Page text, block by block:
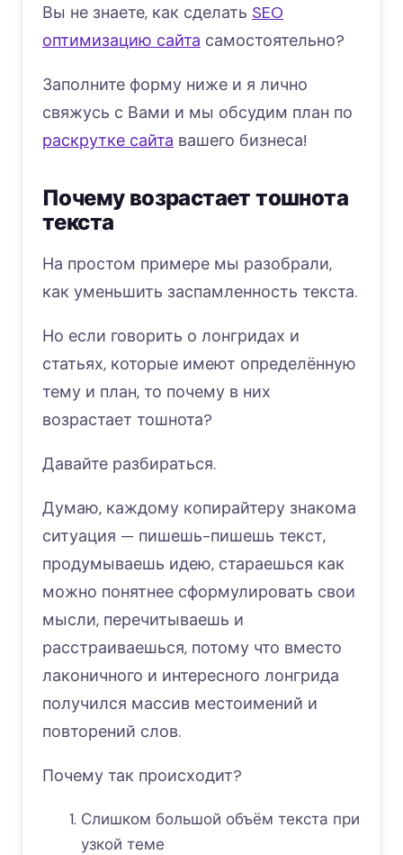
Вы не знаете, как сделать SEO
оптимизацию сайта самостоятельно?
Заполните форму ниже и я лично
свяжусь с Вами и мы обсудим план по
раскрутке сайта вашего бизнеса!
Почему возрастает тошнота
текста
На простом примере мы разобрали,
как уменьшить заспамленность текста.
Но если говорить о лонгридах и
статьях, которые имеют определённую
тему и план, то почему в них
возрастает тошнота?
Давайте разбираться.
Думаю, каждому копирайтеру знакома
ситуация — пишешь-пишешь текст,
продумываешь идею, стараешься как
можно понятнее сформулировать свои
мысли, перечитываешь и
расстраиваешься, потому что вместо
лаконичного и интересного лонгрида
получился массив местоимений и
повторений слов.
Почему так происходит?
Слишком большой объём текста при
узкой теме